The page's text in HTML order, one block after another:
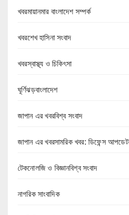
খবরমায়ানমার বাংলাদেশ সম্পর্ক
খবরশেখ হাসিনা সংবাদ
খবরস্বাস্থ্য ও চিকিৎসা
ঘূর্ণিঝড়বাংলাদেশ
জাপান এর খবরবিশ্ব সংবাদ
জাপান এর খবরসামরিক খবর: ডিফেন্স আপডেট
টেকনোলজি ও বিজ্ঞানবিশ্ব সংবাদ
নাগরিক সাংবাদিক